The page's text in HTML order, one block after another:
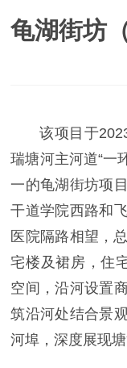
龟湖街坊
该项目于
瑞塘河主河道“一
一的龟湖街坊项
干道学院西路和
医院隔路相望，
宅楼及裙房，住
空间，沿河设置
筑沿河处结合景
河埠，深度展现塘